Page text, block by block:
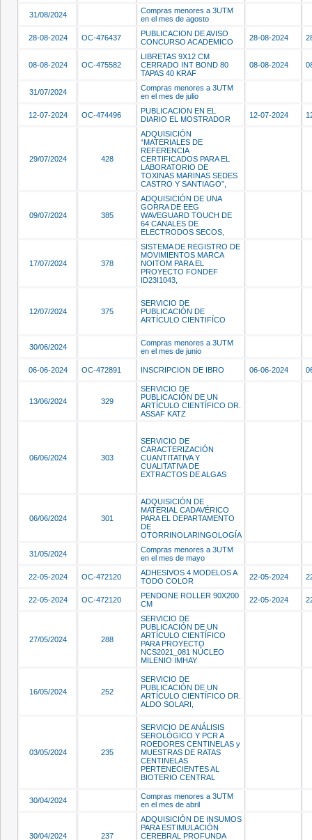
31/08/2024
Compras menores a 3UTM
en el mes de agosto
28-08-2024 OC-476437
PUBLICACION DE AVISO
CONCURSO ACADEMICO
28-08-2024
08-08-2024 OC-475582
LIBRETAS 9X12 CM
CERRADO INT BOND 80
TAPAS 40 KRAF
08-08-2024
31/07/2024
Compras menores a 3UTM
en el mes de julio
12-07-2024 OC-474496
PUBLICACION EN EL
DIARIO EL MOSTRADOR
12-07-2024
29/07/2024 428
ADQUISICIÓN
“MATERIALES DE
REFERENCIA
CERTIFICADOS PARA EL
LABORATORIO DE
TOXINAS MARINAS SEDES
CASTRO Y SANTIAGO”,
09/07/2024 385
ADQUISICIÓN DE UNA
GORRA DE EEG
WAVEGUARD TOUCH DE
64 CANALES DE
ELECTRODOS SECOS,
17/07/2024 378
SISTEMA DE REGISTRO DE
MOVIMIENTOS MARCA
NOITOM PARA EL
PROYECTO FONDEF
ID23I1043,
12/07/2024 375
SERVICIO DE
PUBLICACIÓN DE
ARTÍCULO CIENTIFÍCO
30/06/2024
Compras menores a 3UTM
en el mes de junio
06-06-2024 OC-472891 INSCRIPCION DE IBRO 06-06-2024
13/06/2024 329
SERVICIO DE
PUBLICACIÓN DE UN
ARTÍCULO CIENTÍFICO DR.
ASSAF KATZ
06/06/2024 303
SERVICIO DE
CARACTERIZACIÓN
CUANTITATIVA Y
CUALITATIVA DE
EXTRACTOS DE ALGAS
06/06/2024 301
ADQUISICIÓN DE
MATERIAL CADAVÉRICO
PARA EL DEPARTAMENTO
DE
OTORRINOLARINGOLOGÍA
31/05/2024
Compras menores a 3UTM
en el mes de mayo
22-05-2024 OC-472120
ADHESIVOS 4 MODELOS A
TODO COLOR
22-05-2024
22-05-2024 OC-472120
PENDONE ROLLER 90X200
CM
22-05-2024
27/05/2024 288
SERVICIO DE
PUBLICACIÓN DE UN
ARTÍCULO CIENTÍFICO
PARA PROYECTO
NCS2021_081 NÚCLEO
MILENIO IMHAY
16/05/2024 252
SERVICIO DE
PUBLICACIÓN DE UN
ARTÍCULO CIENTÍFICO DR.
ALDO SOLARI,
03/05/2024 235
SERVICIO DE ANÁLISIS
SEROLÓGICO Y PCR A
ROEDORES CENTINELAS y
MUESTRAS DE RATAS
CENTINELAS
PERTENECIENTES AL
BIOTERIO CENTRAL
30/04/2024
Compras menores a 3UTM
en el mes de abril
30/04/2024 237
ADQUISICIÓN DE INSUMOS
PARA ESTIMULACIÓN
CEREBRAL PROFUNDA